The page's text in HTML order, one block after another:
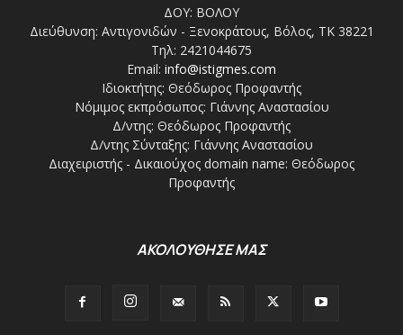
ΔΟΥ: ΒΟΛΟΥ
Διεύθυνση: Αντιγονιδών - Ξενοκράτους, Βόλος, ΤΚ 38221
Τηλ: 2421044675
Email: info@istigmes.com
Ιδιοκτήτης: Θεόδωρος Προφαντής
Νόμιμος εκπρόσωπος: Γιάννης Αναστασίου
Δ/ντης: Θεόδωρος Προφαντής
Δ/ντης Σύνταξης: Γιάννης Αναστασίου
Διαχειριστής - Δικαιούχος domain name: Θεόδωρος
Προφαντής
ΑΚΟΛΟΥΘΗΣΕ ΜΑΣ